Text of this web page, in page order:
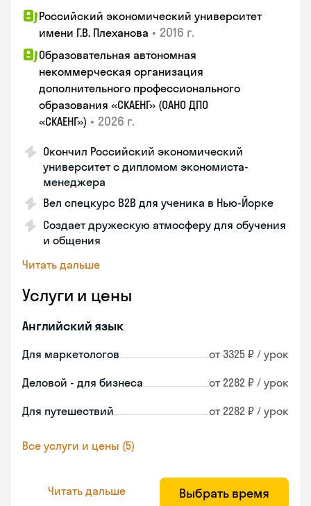
Российский экономический университет
имени Г.В. Плеханова • 2016 г.
Образовательная автономная
некоммерческая организация
дополнительного профессионального
образования «СКАЕНГ» (ОАНО ДПО
«СКАЕНГ») • 2026 г.
Окончил Российский экономический
университет с дипломом экономиста-
менеджера
Вел спецкурс B2B для ученика в Нью-Йорке
Создает дружескую атмосферу для обучения
и общения
Читать дальше
Услуги и цены
Английский язык
Для маркетологов от 3325 ₽ / урок
Деловой - для бизнеса от 2282 ₽ / урок
Для путешествий от 2282 ₽ / урок
Все услуги и цены (5)
Читать дальше Выбрать время